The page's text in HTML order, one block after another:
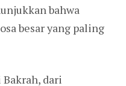
bahwa
besar yang paling
dari